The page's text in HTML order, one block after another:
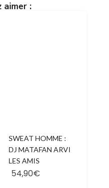
aimer :
SWEAT HOMME :
DJ MATAFAN ARVI
LES AMIS
54,90€